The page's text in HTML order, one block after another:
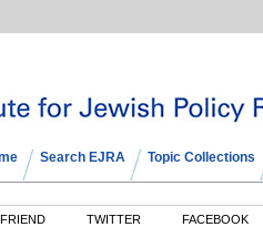
Search EJRA Topic Collections
TWITTER FACEBOOK